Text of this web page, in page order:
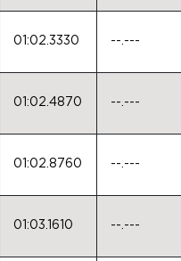
01:02.3330 --.---
01:02.4870 --.---
01:02.8760 --.---
01:03.1610 --.---